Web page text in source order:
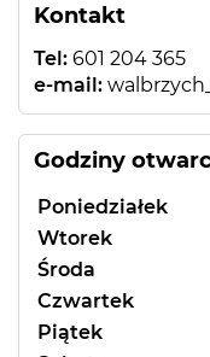
Kontakt
Tel: 601 204 365
e-mail:
Godziny
Poniedziałek
Wtorek
Środa
Czwartek
Piątek